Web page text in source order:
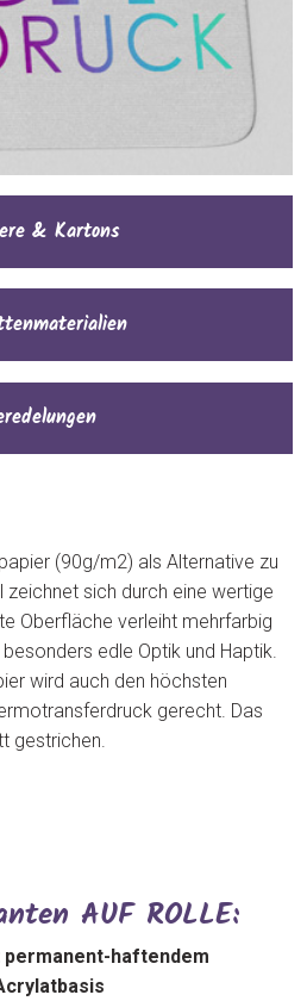
& Kartons
(90g/m2) als Alternative zu
sich durch eine wertige
Oberfläche verleiht mehrfarbig
edle Optik und Haptik.
wird auch den höchsten
gerecht. Das
gestrichen.
AUF ROLLE:
haftendem